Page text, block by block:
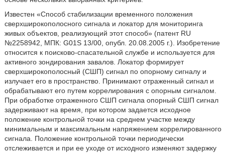
Известен «Способ стабилизации временного положения
сверхширокополосного сигнала и локатор для мониторинга
живых объектов, реализующий этот способ» (патент RU
№2258942, МПК: G01S 13/00, опубл. 20.08.2005 г.). Изобретение
относится к поисково-спасательной службе и используется для
активного зондирования завалов. Локатор формирует
сверхширокополосный (СШП) сигнал по опорному сигналу и
излучает его в пространство. Принимают отраженный сигнал и
обрабатывают его путем коррелирования с опорным сигналом.
При обработке отраженного СШП сигнала опорный СШП сигнал
задерживают на время, при котором задается исходное
положение контрольной точки на среднем участке между
минимальным и максимальным напряжением коррелированного
сигнала. Положение контрольной точки периодически
отслеживается и при ее уходе от исходного изменяют задержку